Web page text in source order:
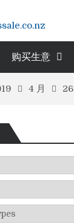
购买生意
4 月 26